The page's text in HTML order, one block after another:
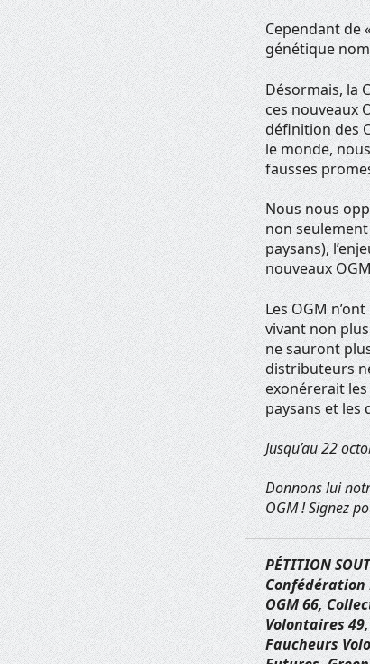
Cependant de
génétique
Désormais, la
ces nouveaux
définition des
le monde,
fausses
Nous nous
non
paysans),
nouveaux
Les OGM
vivant non
ne sauront
distributeurs
exonérerait
paysans et
Jusqu’au 22
Donnons lui
OGM ! Signez
PÉTITION
Confédération
OGM 66,
Volontaires
Faucheurs